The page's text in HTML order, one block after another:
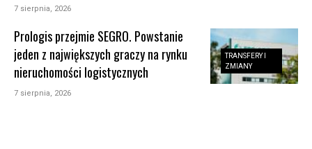
7 sierpnia, 2026
TRANSFERY I
ZMIANY
Prologis przejmie SEGRO. Powstanie
jeden z największych graczy na rynku
nieruchomości logistycznych
7 sierpnia, 2026